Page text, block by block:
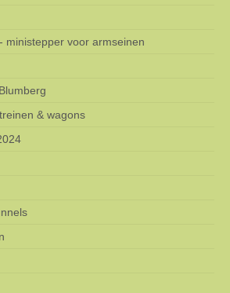
ministepper voor armseinen
& wagons